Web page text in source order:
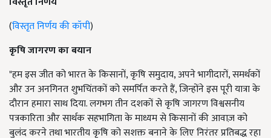
(विस्तृत निर्णय की कॉपी)
कृषि जागरण का बयान
"हम इस जीत को भारत के किसानों, कृषि समुदाय, अपने भागीदारों, समर्थकों
और उन अनगिनत शुभचिंतकों को समर्पित करते हैं, जिन्होंने इस पूरी यात्रा के
दौरान हमारा साथ दिया. लगभग तीन दशकों से कृषि जागरण विश्वसनीय
पत्रकारिता और सार्थक सहभागिता के माध्यम से किसानों की आवाज़ को
बुलंद करने तथा भारतीय कृषि को सशक्त बनाने के लिए निरंतर प्रतिबद्ध रहा